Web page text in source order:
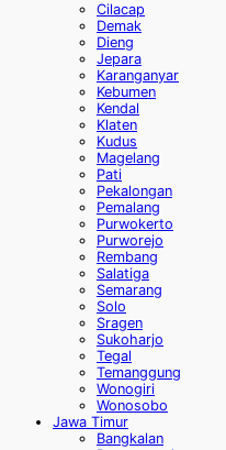
Cilacap
Demak
Dieng
Jepara
Karanganyar
Kebumen
Kendal
Klaten
Kudus
Magelang
Pati
Pekalongan
Pemalang
Purwokerto
Purworejo
Rembang
Salatiga
Semarang
Solo
Sragen
Sukoharjo
Tegal
Temanggung
Wonogiri
Wonosobo
Jawa Timur
Bangkalan